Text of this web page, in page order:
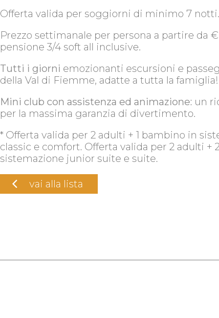
Offerta valida per soggiorni di minimo 7 notti.
Prezzo settimanale per persona a partire da
pensione 3/4 soft all inclusive.
Tutti i giorni emozionanti escursioni e
della Val di Fiemme, adatte a tutta la famiglia!
Mini club con assistenza ed animazione: un
per la massima garanzia di divertimento.
* Offerta valida per 2 adulti + 1 bambino in
classic e comfort. Offerta valida per 2 adulti +
sistemazione junior suite e suite.
vai alla lista